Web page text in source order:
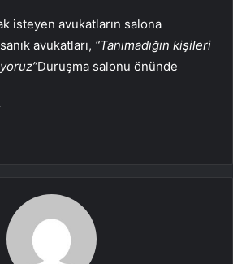
isteyen avukatların salona
avukatları, “Tanımadığın kişileri
Duruşma salonu önünde